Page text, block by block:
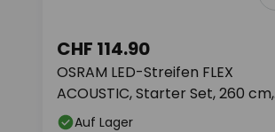
OSRAM LED-Streifen FLEX
ACOUSTIC, Starter Set, 260 cm,
13 mm
CHF 114.90
Auf Lager